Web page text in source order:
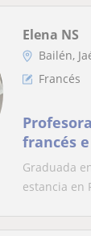
Elena NS
Bailén,
Francés
francés
Graduada
estancia en